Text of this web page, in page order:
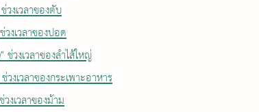
เวลาของตับ
เวลาของปอด
งเวลาของลำไส้ใหญ่
วลาของกระเพาะอาหาร
เวลาของม้าม